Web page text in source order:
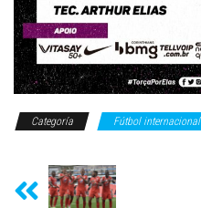
Categoría Fútbol internacional